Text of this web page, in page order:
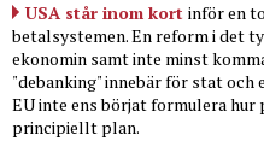
USA står inom kort inför en
betalsystemen. En reform i det
ekonomin samt inte minst
"debanking" innebär för stat och
EU inte ens börjat formulera
principiellt plan.